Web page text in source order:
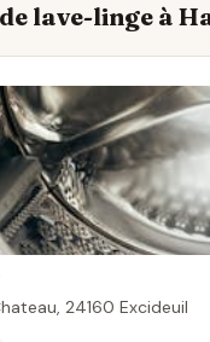
lave-linge à
24160 Excideuil